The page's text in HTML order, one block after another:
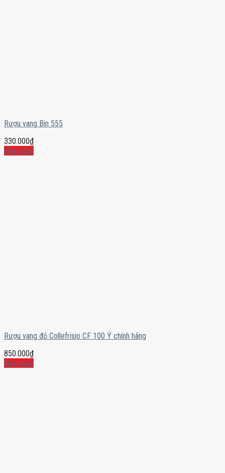
Rượu vang Bin 555
330.000₫
Mua ngay
Rượu vang đỏ Collefrisio CF 100 Ý chính hãng
850.000₫
Mua ngay